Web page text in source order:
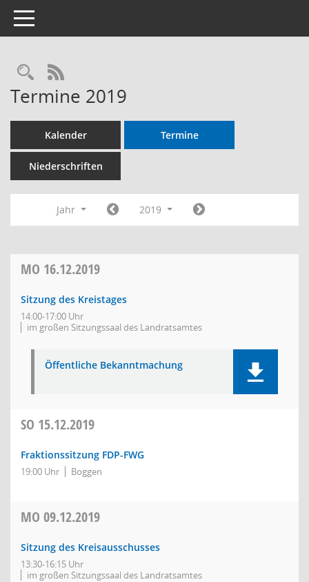
Toggle navigation
RSS-Feed
Termine 2019
Kalender Termine
Niederschriften
Jahr 2019
MO 16.12.2019
Sitzung des Kreistages
14:00-17:00 Uhr
im großen Sitzungssaal des Landratsamtes
Öffentliche Bekanntmachung
SO 15.12.2019
Fraktionssitzung FDP-FWG
19:00 Uhr Boggen
MO 09.12.2019
Sitzung des Kreisausschusses
13:30-16:15 Uhr
im großen Sitzungssaal des Landratsamtes